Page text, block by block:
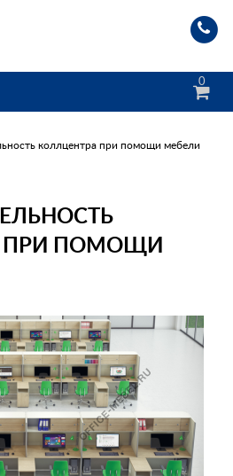
0
коллцентра при помощи мебели
ПРИ ПОМОЩИ